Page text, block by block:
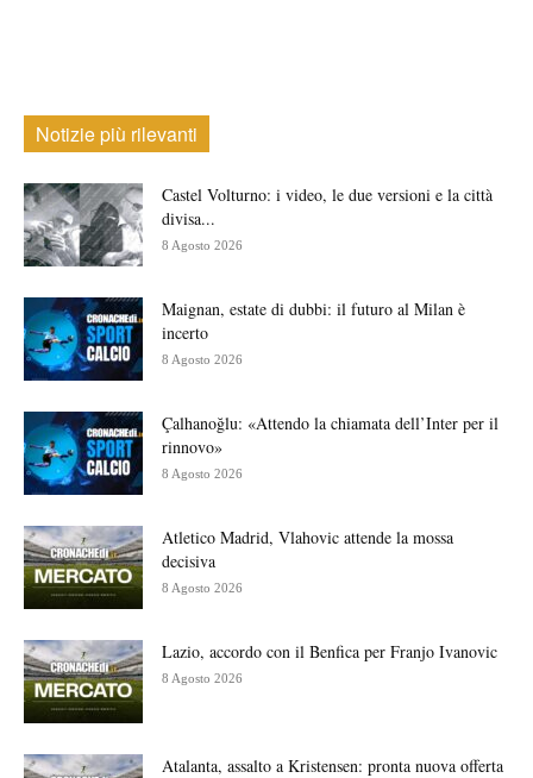
Notizie più rilevanti
Castel Volturno: i video, le due versioni e la città
divisa...
8 Agosto 2026
Maignan, estate di dubbi: il futuro al Milan è
incerto
8 Agosto 2026
Çalhanoğlu: «Attendo la chiamata dell’Inter per il
rinnovo»
8 Agosto 2026
Atletico Madrid, Vlahovic attende la mossa
decisiva
8 Agosto 2026
Lazio, accordo con il Benfica per Franjo Ivanovic
8 Agosto 2026
Atalanta, assalto a Kristensen: pronta nuova offerta